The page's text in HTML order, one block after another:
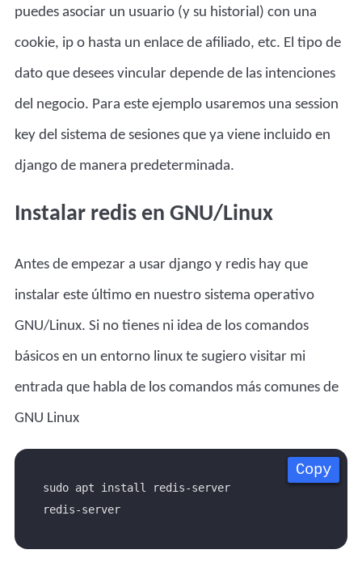
puedes asociar un usuario (y su historial) con una
cookie, ip o hasta un enlace de afiliado, etc. El tipo de
dato que desees vincular depende de las intenciones
del negocio. Para este ejemplo usaremos una session
key del sistema de sesiones que ya viene incluido en
django de manera predeterminada.
Instalar redis en GNU/Linux
Antes de empezar a usar django y redis hay que
instalar este último en nuestro sistema operativo
GNU/Linux. Si no tienes ni idea de los comandos
básicos en un entorno linux te sugiero visitar mi
entrada que habla de los comandos más comunes de
GNU Linux
Copy
Copy
Copy
Copy
sudo apt install redis-server
redis-server